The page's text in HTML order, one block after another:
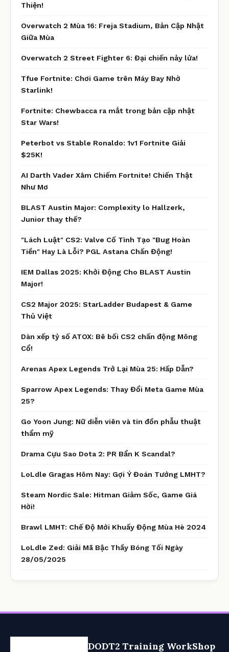
Thiện!
Overwatch 2 Mùa 16: Freja Stadium, Bản Cập Nhật
Giữa Mùa
Overwatch 2 Street Fighter 6: Đại chiến nảy lửa!
Tfue Fortnite: Chơi Game trên Máy Bay Nhờ
Starlink!
Fortnite: Chewbacca ra mắt trong bản cập nhật
Star Wars!
Peterbot vs Stable Ronaldo: 1v1 Fortnite Giải
$25K!
AI Darth Vader Xâm Chiếm Fortnite! Chiến Thật
Như Mơ
BLAST Austin Major: Complexity lo Hallzerk,
Junior thay thế?
"Lách Luật" CS2: Valve Cố Tình Tạo "Bug Hoàn
Tiền" Hay Là Lỗi? PGL Astana Chấn Động!
IEM Dallas 2025: Khởi Động Cho BLAST Austin
Major!
CS2 Major 2025: StarLadder Budapest & Game
Thủ Việt
Dàn xếp tỷ số ATOX: Bê bối CS2 chấn động Mông
Cổ!
Arenas Apex Legends Trở Lại Mùa 25: Hấp Dẫn?
Sparrow Apex Legends: Thay Đổi Meta Game Mùa
25?
Go Yoon Jung: Nữ diễn viên và tin đồn phẫu thuật
thẩm mỹ
Drama Cựu Sao Dota 2: PR Bẩn K Scandal?
LoLdle Gragas Hôm Nay: Gợi Ý Đoán Tướng LMHT?
Steam Nordic Sale: Hitman Giảm Sốc, Game Giá
Hời!
Brawl LMHT: Chế Độ Mới Khuấy Động Mùa Hè 2024
LoLdle Zed: Giải Mã Bậc Thầy Bóng Tối Ngày
28/05/2025
DODT2 Training WorkShop